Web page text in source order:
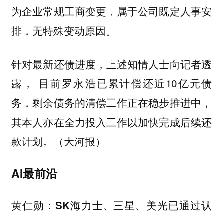
为企业常规工商变更，属于公司既定人事安
排，无特殊变动原因。
针对最新还债进度，上述知情人士向记者透
露， 目前罗永浩已累计偿还近10亿元债
务，剩余债务的清偿工作正在稳步推进中，
其本人亦在全力投入工作以加快完成后续还
款计划。（大河报）
AI最前沿
黄仁勋：SK海力士、三星、美光已通过认